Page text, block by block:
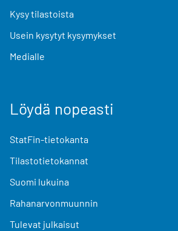
Kysy tilastoista
Usein kysytyt kysymykset
Medialle
Löydä nopeasti
StatFin-tietokanta
Tilastotietokannat
Suomi lukuina
Rahanarvonmuunnin
Tulevat julkaisut